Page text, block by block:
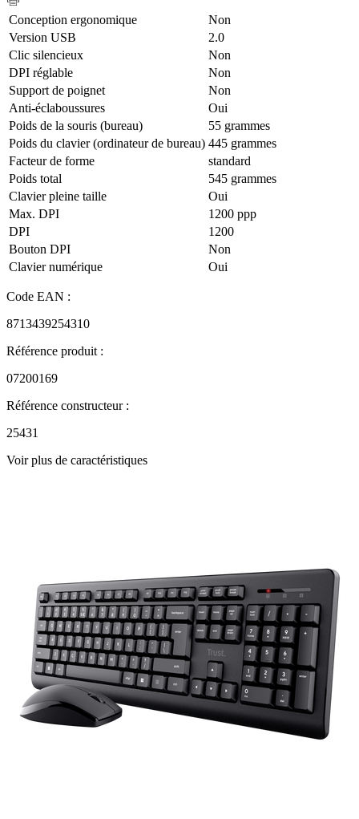
Conception ergonomique
Non
Version USB
2.0
Clic silencieux
Non
DPI réglable
Non
Support de poignet
Non
Anti-éclaboussures
Oui
Poids de la souris (bureau)
55 grammes
Poids du clavier (ordinateur de bureau) 445 grammes
Facteur de forme
standard
Poids total
545 grammes
Clavier pleine taille
Oui
Max. DPI
1200 ppp
DPI
1200
Bouton DPI
Non
Clavier numérique
Oui
Code EAN :
8713439254310
Référence produit :
07200169
Référence constructeur :
25431
Voir plus de caractéristiques